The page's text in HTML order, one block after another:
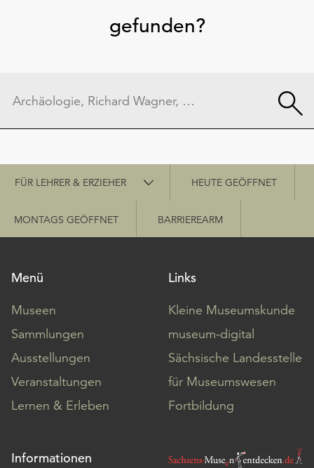
gefunden?
Schnellzugriff
FÜR LEHRER & ERZIEHER HEUTE GEÖFFNET
MONTAGS GEÖFFNET BARRIEREARM
Menü
Museen
Sammlungen
Ausstellungen
Veranstaltungen
Lernen & Erleben
Links
Kleine Museumskunde
museum-digital
Sächsische Landesstelle
für Museumswesen
Fortbildung
Informationen